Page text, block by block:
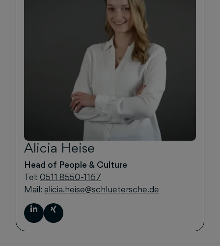
Alicia Heise
Head of People & Culture
Tel: 0511 8550-1167
Mail: alicia.heise@schluetersche.de